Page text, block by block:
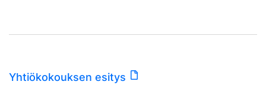
Yhtiökokouksen esitys